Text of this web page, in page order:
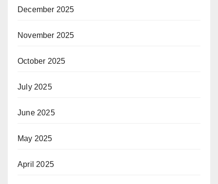
December 2025
November 2025
October 2025
July 2025
June 2025
May 2025
April 2025